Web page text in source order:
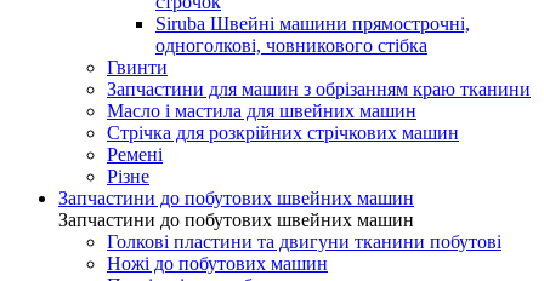
Siruba Швейні машини прямострочні,
одноголкові, човникового стібка
Гвинти
Запчастини для машин з обрізанням краю тканини
Масло і мастила для швейних машин
Стрічка для розкрійних стрічкових машин
Ремені
Різне
Запчастини до побутових швейних машин
Запчастини до побутових швейних машин
Голкові пластини та двигуни тканини побутові
Ножі до побутових машин